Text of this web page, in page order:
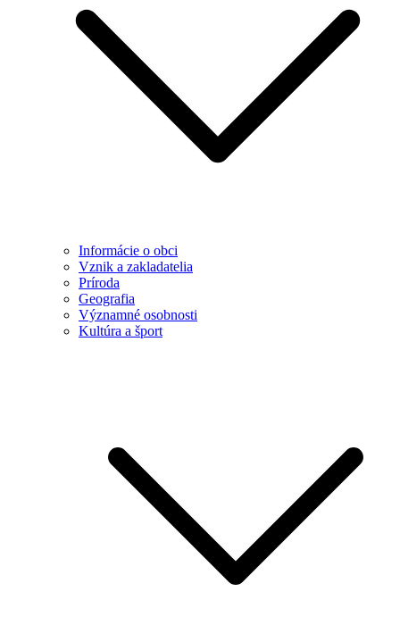
Informácie o obci
Vznik a zakladatelia
Príroda
Geografia
Významné osobnosti
Kultúra a šport